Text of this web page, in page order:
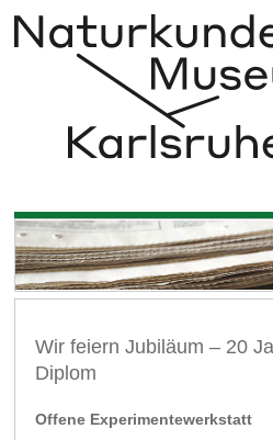
Wir feiern Jubiläum – 20
Diplom
Offene Experimentewerkstatt